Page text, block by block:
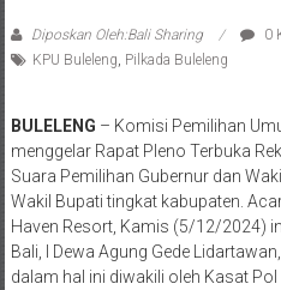
Diposkan Oleh:Bali Sharing
0
KPU Buleleng Pilkada Buleleng
BULELENG – Komisi Pemilihan
menggelar Rapat Pleno Terbuka
Suara Pemilihan Gubernur dan
Wakil Bupati tingkat kabupaten.
Haven Resort, Kamis (5/12/2024)
Bali, I Dewa Agung Gede
dalam hal ini diwakili oleh Kasat Pol